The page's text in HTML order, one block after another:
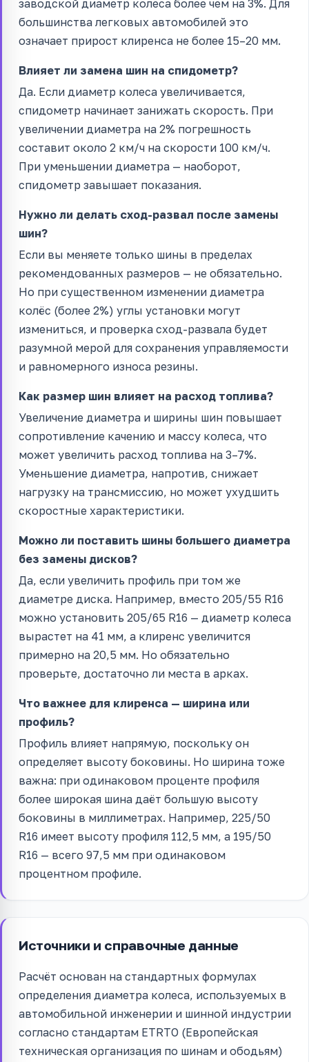
заводской диаметр колеса более чем на 3%. Для
большинства легковых автомобилей это
означает прирост клиренса не более 15–20 мм.
Влияет ли замена шин на спидометр?
Да. Если диаметр колеса увеличивается,
спидометр начинает занижать скорость. При
увеличении диаметра на 2% погрешность
составит около 2 км/ч на скорости 100 км/ч.
При уменьшении диаметра — наоборот,
спидометр завышает показания.
Нужно ли делать сход-развал после замены
шин?
Если вы меняете только шины в пределах
рекомендованных размеров — не обязательно.
Но при существенном изменении диаметра
колёс (более 2%) углы установки могут
измениться, и проверка сход-развала будет
разумной мерой для сохранения управляемости
и равномерного износа резины.
Как размер шин влияет на расход топлива?
Увеличение диаметра и ширины шин повышает
сопротивление качению и массу колеса, что
может увеличить расход топлива на 3–7%.
Уменьшение диаметра, напротив, снижает
нагрузку на трансмиссию, но может ухудшить
скоростные характеристики.
Можно ли поставить шины большего диаметра
без замены дисков?
Да, если увеличить профиль при том же
диаметре диска. Например, вместо 205/55 R16
можно установить 205/65 R16 — диаметр колеса
вырастет на 41 мм, а клиренс увеличится
примерно на 20,5 мм. Но обязательно
проверьте, достаточно ли места в арках.
Что важнее для клиренса — ширина или
профиль?
Профиль влияет напрямую, поскольку он
определяет высоту боковины. Но ширина тоже
важна: при одинаковом проценте профиля
более широкая шина даёт большую высоту
боковины в миллиметрах. Например, 225/50
R16 имеет высоту профиля 112,5 мм, а 195/50
R16 — всего 97,5 мм при одинаковом
процентном профиле.
Источники и справочные данные
Расчёт основан на стандартных формулах
определения диаметра колеса, используемых в
автомобильной инженерии и шинной индустрии
согласно стандартам ETRTO (Европейская
техническая организация по шинам и ободьям)